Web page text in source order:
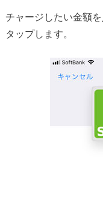
チャージしたい金額
タップします。